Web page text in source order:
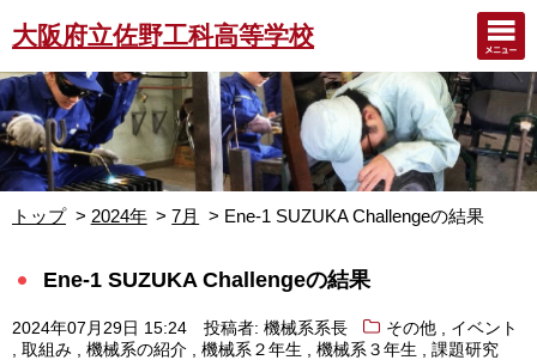
大阪府立佐野工科高等学校
トップ 2024年 7月 Ene-1 SUZUKA Challengeの結果
Ene-1 SUZUKA Challengeの結果
2024年07月29日 15:24 投稿者: 機械系系長 その他
イベント
取組み 機械系の紹介 機械系２年生 機械系３年生 課題研究